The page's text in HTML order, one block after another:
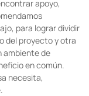
apoyo,
para lograr dividir
del proyecto y otra
ambiente de
en común.
necesita,